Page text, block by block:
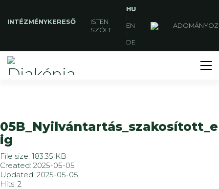
INTÉZMÉNYKERESŐ
ISTEN
SZÓLT
HU
|
EN
|
DE
ig
File size: 183.35 KB
Created: 2025-05-05
Updated: 2025-05-05
Hits: 2